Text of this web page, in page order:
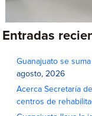
Entradas
Guanajuato se
agosto, 2026
Acerca Secretaría
centros de